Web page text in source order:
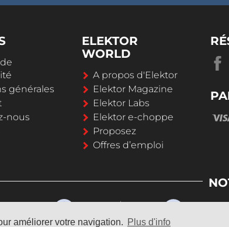
améliorer votre navigation. Plus d'info
générales
nous
ELEKTOR
WORLD
A propos d'Elektor
Elektor Magazine
Elektor Labs
Elektor e-choppe
Proposez
Offres d’emploi